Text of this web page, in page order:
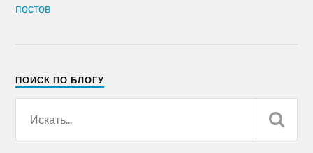
постов
ПОИСК ПО БЛОГУ